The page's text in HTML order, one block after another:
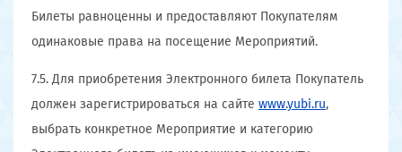
Билеты равноценны и предоставляют Покупателям
одинаковые права на посещение Мероприятий.
7.5. Для приобретения Электронного билета Покупатель
должен зарегистрироваться на сайте www.yubi.ru,
выбрать конкретное Мероприятие и категорию